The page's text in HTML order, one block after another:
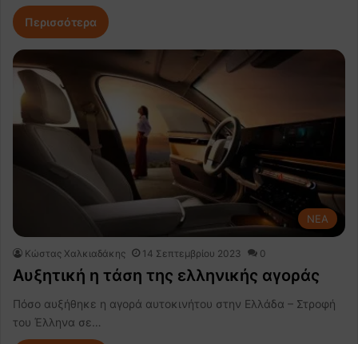
Περισσότερα
NEA
Κώστας Χαλκιαδάκης 14 Σεπτεμβρίου 2023 0
Αυξητική η τάση της ελληνικής αγοράς
Πόσο αυξήθηκε η αγορά αυτοκινήτου στην Ελλάδα – Στροφή
του Έλληνα σε…